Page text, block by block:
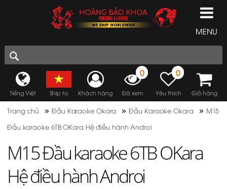
MENU
Tiếng Việt Ship to Khách hàng
0
Đã xem
0
Yêu thích Giỏ hàng
Trang chủ »Đầu Karaoke Okara »Đầu Karaoke Okara » M15
Đầu karaoke 6TB OKara Hệ điều hành Androi
M15 Đầu karaoke 6TB OKara
Hệ điều hành Androi